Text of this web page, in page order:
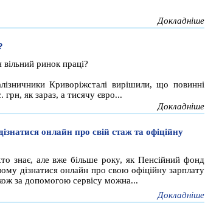
Докладніше
ринок праці?
Криворіжсталі вирішили, що повинні
грн, як зараз, а тисячу євро...
Докладніше
онлайн про свій стаж та офіційну
знає, але вже більше року, як Пенсійний фонд
дізнатися онлайн про свою офіційну зарплату
за допомогою сервісу можна...
Докладніше